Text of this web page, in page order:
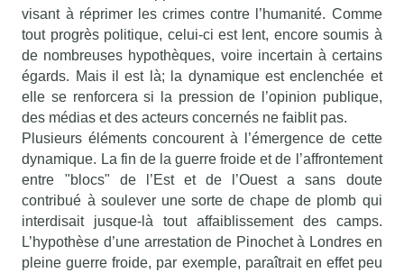
visant à réprimer les crimes contre l’humanité. Comme
tout progrès politique, celui-ci est lent, encore soumis à
de nombreuses hypothèques, voire incertain à certains
égards. Mais il est là; la dynamique est enclenchée et
elle se renforcera si la pression de l’opinion publique,
des médias et des acteurs concernés ne faiblit pas.
Plusieurs éléments concourent à l’émergence de cette
dynamique. La fin de la guerre froide et de l’affrontement
entre "blocs" de l’Est et de l’Ouest a sans doute
contribué à soulever une sorte de chape de plomb qui
interdisait jusque-là tout affaiblissement des camps.
L’hypothèse d’une arrestation de Pinochet à Londres en
pleine guerre froide, par exemple, paraîtrait en effet peu